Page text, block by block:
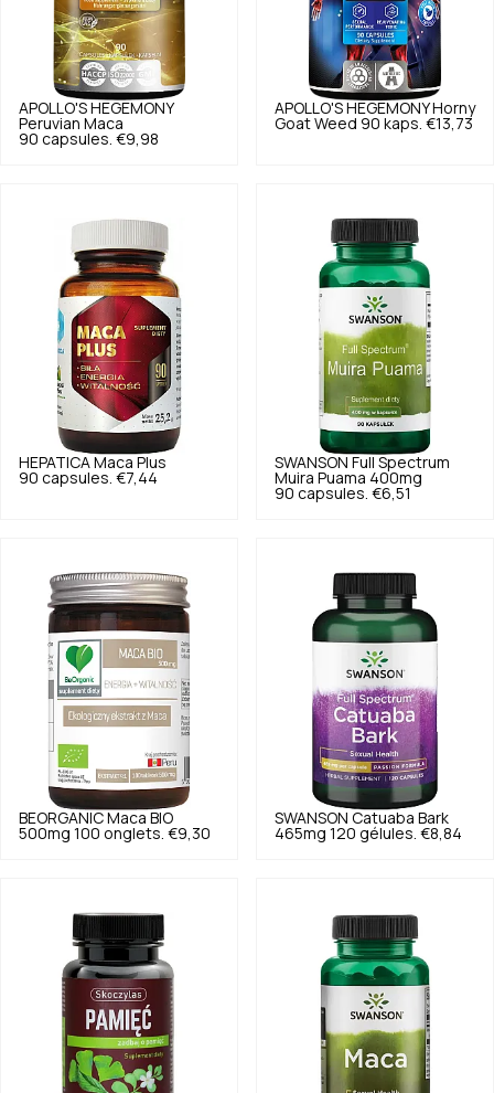
APOLLO'S HEGEMONY
Peruvian Maca
90 capsules. €9,98
APOLLO'S HEGEMONY Horny
Goat Weed 90 kaps. €13,73
HEPATICA Maca Plus
90 capsules. €7,44
SWANSON Full Spectrum
Muira Puama 400mg
90 capsules. €6,51
BEORGANIC Maca BIO
500mg 100 onglets. €9,30
SWANSON Catuaba Bark
465mg 120 gélules. €8,84